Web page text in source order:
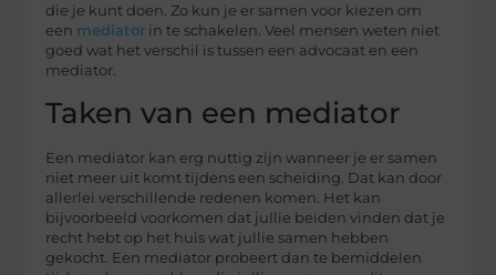
die je kunt doen. Zo kun je er samen voor kiezen om
een mediator in te schakelen. Veel mensen weten niet
goed wat het verschil is tussen een advocaat en een
mediator.
Taken van een mediator
Een mediator kan erg nuttig zijn wanneer je er samen
niet meer uit komt tijdens een scheiding. Dat kan door
allerlei verschillende redenen komen. Het kan
bijvoorbeeld voorkomen dat jullie beiden vinden dat je
recht hebt op het huis wat jullie samen hebben
gekocht. Een mediator probeert dan te bemiddelen